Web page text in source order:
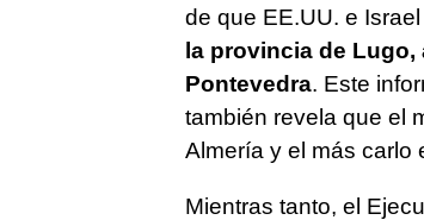
de que EE.UU. e
la provincia de Lugo,
Pontevedra. Este
también revela que el
Almería y el más carlo
Mientras tanto, el